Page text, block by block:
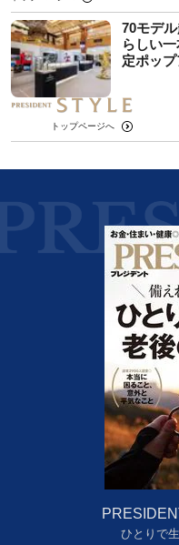
70モデ
らしい
定ポッ
トップページへ
ひとりで